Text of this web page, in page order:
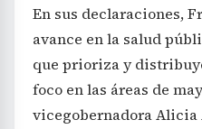
En sus declaraciones,
avance en la salud
que prioriza y
foco en las áreas de
vicegobernadora Alicia